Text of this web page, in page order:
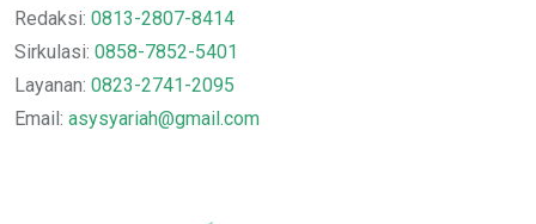
Redaksi: 0813-2807-8414
Sirkulasi: 0858-7852-5401
Layanan: 0823-2741-2095
Email: asysyariah@gmail.com